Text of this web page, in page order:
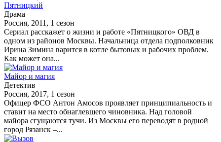
Пятницкий
Драма
Россия, 2011, 1 сезон
Сериал расскажет о жизни и работе «Пятницкого» ОВД в
одном из районов Москвы. Начальница отдела подполковник
Ирина Зимина варится в котле бытовых и рабочих проблем.
Как может она...
Майор и магия
Детектив
Россия, 2017, 1 сезон
Офицер ФСО Антон Амосов проявляет принципиальность и
ставит на место обнаглевшего чиновника. Над головой
майора сгущаются тучи. Из Москвы его переводят в родной
город Рязанск –...